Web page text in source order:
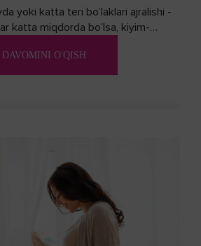
yoki katta teri bo’laklari ajralishi -
katta miqdorda bo’lsa, kiyim-
DAVOMINI O'QISH